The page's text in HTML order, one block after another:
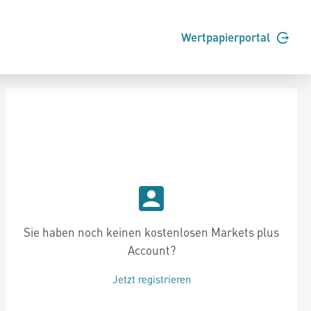
Wertpapierportal
Sie haben noch keinen kostenlosen Markets plus
Account?
Jetzt registrieren